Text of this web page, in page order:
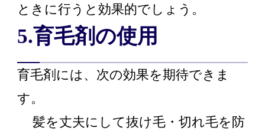
ときに行うと効果的でしょう。
5.育毛剤の使用
育毛剤には、次の効果を期待できま
す。
髪を丈夫にして抜け毛・切れ毛を防